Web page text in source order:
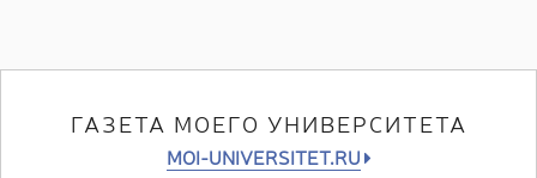
ГАЗЕТА МОЕГО УНИВЕРСИТЕТА
MOI-UNIVERSITET.RU